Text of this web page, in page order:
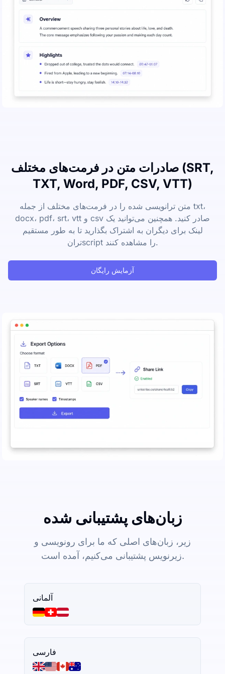
صادرات متن در فرمت‌های مختلف (SRT,
TXT, Word, PDF, CSV, VTT)
متن ترانویسی شده را در فرمت‌های مختلف از جمله txt،
docx، pdf، srt، vtt و csv صادر کنید. همچنین می‌توانید یک
لینک برای دیگران به اشتراک بگذارید تا به طور مستقیم
ترانscript را مشاهده کنند.
آزمایش رایگان
زبان‌های پشتیبانی شده
زیر، زبان‌های اصلی که ما برای رونویسی و
زیرنویس پشتیبانی می‌کنیم، آمده است.
آلمانی
فارسی